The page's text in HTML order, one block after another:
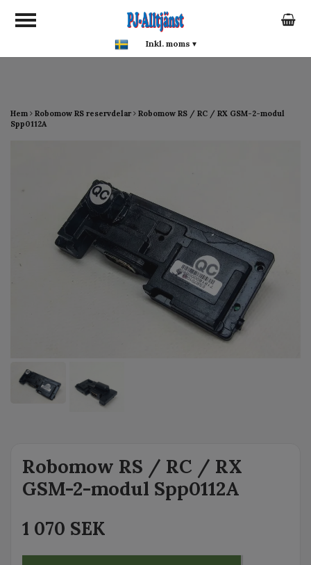
google-site-verification:
google0142a1f5f0015a93.html
Hem Robomow RS reservdelar
Robomow RS / RC / RX GSM-2-modul
Spp0112A
Robomow RS / RC / RX
GSM-2-modul Spp0112A
1 070 SEK
Inkl. moms ▾